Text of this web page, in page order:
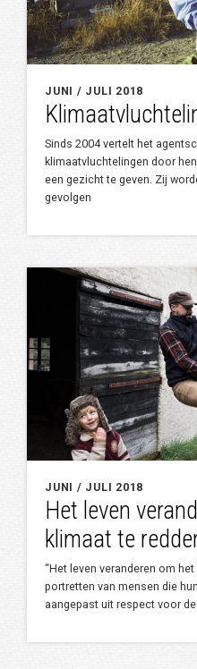
JUNI / JULI 2018
Sinds 2004 vertelt het
klimaatvluchtelingen door
een gezicht te geven. Zij
gevolgen
JUNI / JULI 2018
Het leven
klimaat te
“Het leven veranderen om
portretten van mensen die
aangepast uit respect voor de